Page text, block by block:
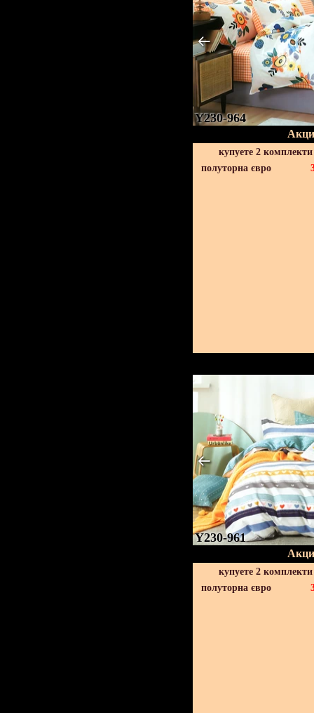
Y230-964
купуете 2
полуторна євро
Y230-961
купуете 2
полуторна євро